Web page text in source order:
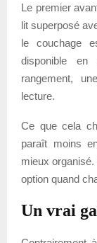
Le premier
lit superposé
le couchage
disponible
rangement,
lecture.
Ce que cela
paraît moins
mieux
option quand
Un vrai